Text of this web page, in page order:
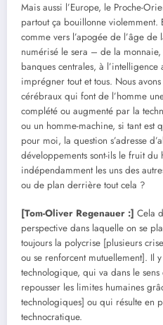
Mais aussi l’Europe, le Proche-
partout ça bouillonne violemment.
comme vers l’apogée de l’âge
numérisé le sera – de la
banques centrales, à
imprégner tout et tous. Nous
cérébraux qui font de l’homme
complété ou augmenté par la
ou un homme-machine, si tant est
pour moi, la question s’adresse
développements sont-ils le fruit du
indépendamment les uns des
ou de plan derrière tout cela ?
[Tom-Oliver Regenauer :] Cela
perspective dans laquelle on se
toujours la polycrise [plusieurs
ou se renforcent mutuellement]. Il
technologique, qui va dans le
repousser les limites humaines
technologiques] ou qui résulte en
technocratique.